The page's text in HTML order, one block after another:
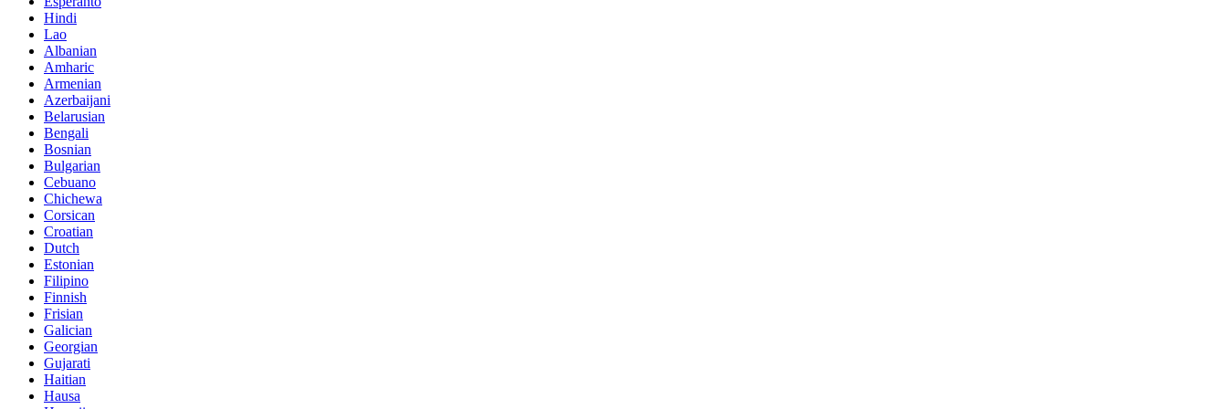
Hindi
Lao
Albanian
Amharic
Armenian
Azerbaijani
Belarusian
Bengali
Bosnian
Bulgarian
Cebuano
Chichewa
Corsican
Croatian
Dutch
Estonian
Filipino
Finnish
Frisian
Galician
Georgian
Gujarati
Haitian
Hausa